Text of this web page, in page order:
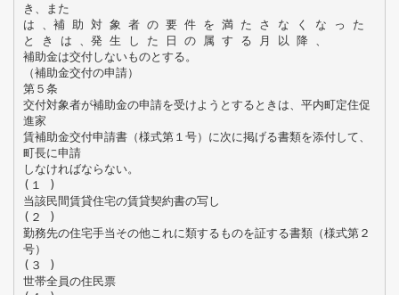
き、また
は 、補 助 対 象 者 の 要 件 を 満 た さ な く な っ た
と き は 、発 生 し た 日 の 属 す る 月 以 降 、
補助金は交付しないものとする。
（補助金交付の申請）
第５条
交付対象者が補助金の申請を受けようとするときは、平内町定住促
進家
賃補助金交付申請書（様式第１号）に次に掲げる書類を添付して、
町長に申請
しなければならない。
(１ )
当該民間賃貸住宅の賃貸契約書の写し
(２ )
勤務先の住宅手当その他これに類するものを証する書類（様式第２
号）
(３ )
世帯全員の住民票